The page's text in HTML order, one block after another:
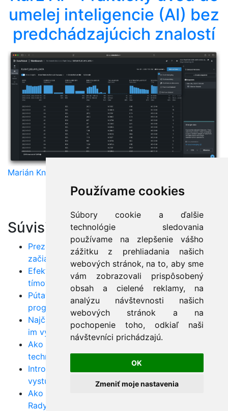
Používame cookies
Súbory cookie a ďalšie
technológie sledovania
používame na zlepšenie vášho
zážitku z prehliadania našich
webových stránok, na to, aby sme
vám zobrazovali prispôsobený
obsah a cielené reklamy, na
analýzu návštevnosti našich
webových stránok a na
pochopenie toho, odkiaľ naši
návštevníci prichádzajú.
OK
Zmeniť moje nastavenia
umelej inteligencie (AI) bez
predchádzajúcich znalostí
Marián Knězek
Súvisiace články:
Prezentačné zručnosti pre programátorov
začiatočníkov: Zlepšite svoju rétoriku
Efektívna komunikácia pre vývojárov: Ako zlepšiť
tímovú spoluprácu a porozumenie
Pútavé technické prezentácie: Tipy a triky pre
programátorov
Najčastejšie chyby pri prezentovaní v IT: Ako sa
im vyhnúť
Ako efektívne používať vizuálne pomôcky v
technických prezentáciách
Introverti a prezentácie: Tipy pre úspešné verejné
vystúpenia
Ako zvládnuť otázky a odpovede po prezentácii:
Rady pre programátorov